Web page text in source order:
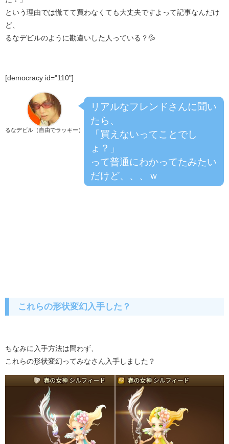
という理由では慌てて買わなくても大丈夫ですよって記事なんだけ
ど、
るなデビルのように勘違いした人っている？💦
[democracy id="110"]
るなデビル（自由でラッキー）
リアルなフレンドさんに聞い
たら、
「買えないってことでし
ょ？」
って普通にわかってたみたい
だけど、、、ｗ
これらの形状変幻入手した？
ちなみに入手方法は問わず、
これらの形状変幻ってみなさん入手しました？